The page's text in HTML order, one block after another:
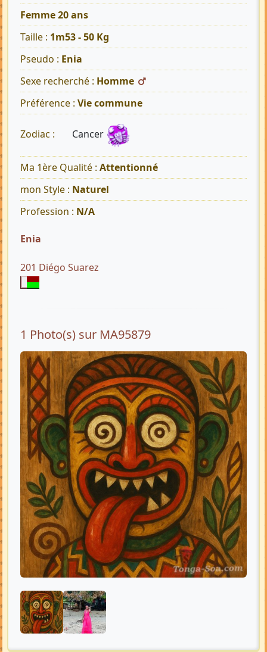
Femme 20 ans
Taille : 1m53 - 50 Kg
Pseudo : Enia
Sexe recherché : Homme
Préférence : Vie commune
Zodiac : Cancer
Ma 1ère Qualité : Attentionné
mon Style : Naturel
Profession : N/A
Enia
201 Diégo Suarez
1 Photo(s) sur MA95879